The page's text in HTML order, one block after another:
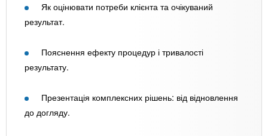
Як оцінювати потреби клієнта та очікуваний
результат.
Пояснення ефекту процедур і тривалості
результату.
Презентація комплексних рішень: від відновлення
до догляду.